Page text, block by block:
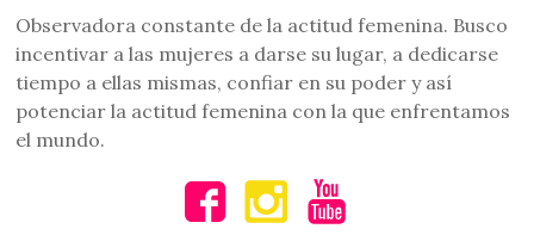
Observadora constante de la actitud femenina. Busco
incentivar a las mujeres a darse su lugar, a dedicarse
tiempo a ellas mismas, confiar en su poder y así
potenciar la actitud femenina con la que enfrentamos
el mundo.